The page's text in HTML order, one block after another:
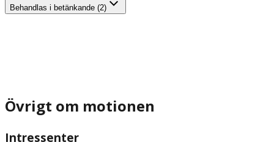
Behandlas i betänkande (2)
Övrigt om motionen
Intressenter